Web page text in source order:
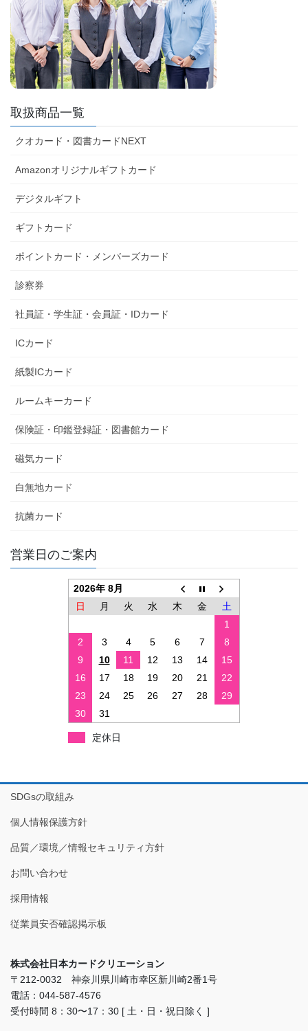
取扱商品一覧
クオカード・図書カードNEXT
Amazonオリジナルギフトカード
デジタルギフト
ギフトカード
ポイントカード・メンバーズカード
診察券
社員証・学生証・会員証・IDカード
ICカード
紙製ICカード
ルームキーカード
保険証・印鑑登録証・図書館カード
磁気カード
白無地カード
抗菌カード
営業日のご案内
2026年 8月
日
月 火 水 木 金
土
1
2
3 4 5 6 7
8
9
10 11 12 13 14
15
16
17 18 19 20 21
22
23
24 25 26 27 28
29
30
31
定休日
SDGsの取組み
個人情報保護方針
品質／環境／情報セキュリティ方針
お問い合わせ
採用情報
従業員安否確認掲示板
株式会社日本カードクリエーション
〒212-0032 神奈川県川崎市幸区新川崎2番1号
電話：044-587-4576
受付時間 8：30〜17：30 [ 土・日・祝日除く ]